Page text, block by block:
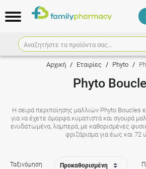
Αναζητήστε τα προϊόντα σας...
Αρχική / Εταιρίες / Phyto /
Phyto
Η σειρά περιποίησης μαλλιών Phyto Boucles
για να έχετε όμορφα κυματιστά και σγουρά
ενυδατωμένα, λαμπερά, με καθορισμένες
φριζάρισμα για έως και 72
Ταξινόμηση